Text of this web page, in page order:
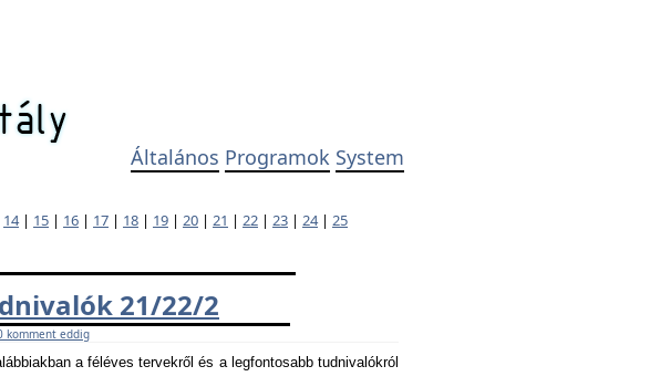
Általános Programok System
14| 15 | 16 | 17 | 18 | 19 | 20 | 21 | 22 | 23 | 24| 25
21/22/2
komment eddig
a féléves tervekről és a legfontosabb tudnivalókról